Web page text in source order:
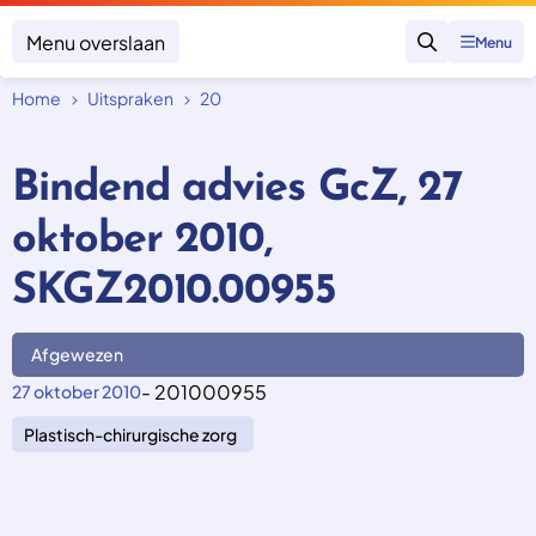
Menu overslaan
Zoeken
Menu
Onderwerpen
Zorgverzekering afsluiten
Vergoeding van zorg
Zorg in het buitenland
Geen zorgverzekering
Focus en impact
Uitspraken
Over SKGZ
Nieuws
Home Uitspraken 20
Bindend advies GcZ, 27
oktober 2010,
SKGZ2010.00955
Afgewezen
27 oktober 2010- 201000955
Plastisch-chirurgische zorg